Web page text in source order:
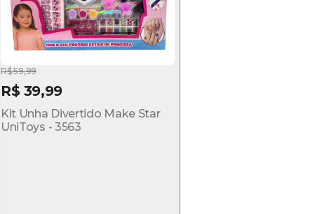
R$ 59,99
R$ 39,99
Kit Unha Divertido Make Star
UniToys - 3563